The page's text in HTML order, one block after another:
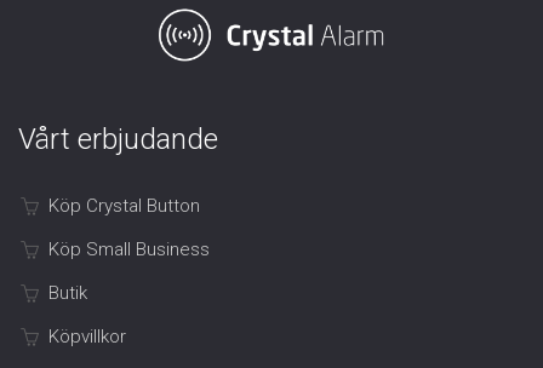
Vårt erbjudande
Köp Crystal Button
Köp Small Business
Butik
Köpvillkor